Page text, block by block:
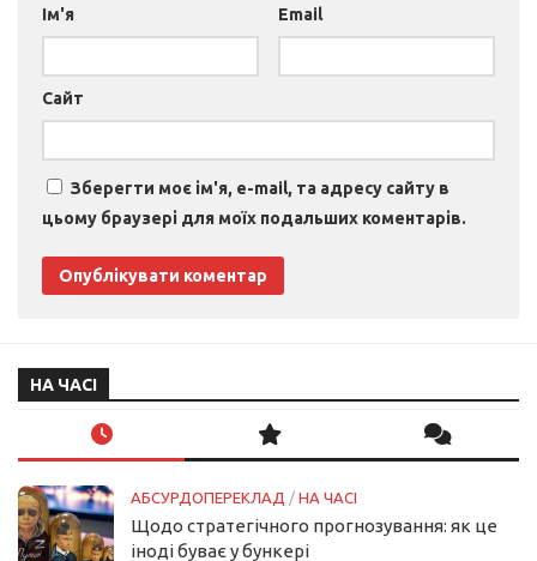
Ім'я Email
Сайт
Зберегти моє ім'я, e-mail, та адресу сайту в
цьому браузері для моїх подальших коментарів.
НА ЧАСІ
АБСУРДОПЕРЕКЛАД / НА ЧАСІ
Щодо стратегічного прогнозування: як це
іноді буває у бункері